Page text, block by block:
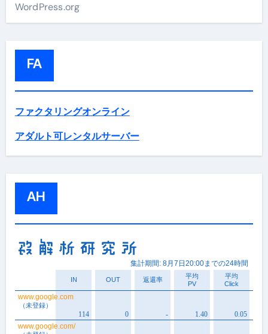
WordPress.org
FA
ファクタリングオンライン
アダルト可レンタルサーバー
AH